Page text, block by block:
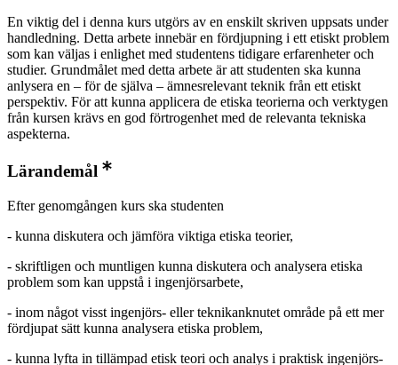
En viktig del i denna kurs utgörs av en enskilt skriven uppsats under
handledning. Detta arbete innebär en fördjupning i ett etiskt problem
som kan väljas i enlighet med studentens tidigare erfarenheter och
studier. Grundmålet med detta arbete är att studenten ska kunna
anlysera en – för de själva – ämnesrelevant teknik från ett etiskt
perspektiv. För att kunna applicera de etiska teorierna och verktygen
från kursen krävs en god förtrogenhet med de relevanta tekniska
aspekterna.
Lärandemål
Efter genomgången kurs ska studenten
- kunna diskutera och jämföra viktiga etiska teorier,
- skriftligen och muntligen kunna diskutera och analysera etiska
problem som kan uppstå i ingenjörsarbete,
- inom något visst ingenjörs- eller teknikanknutet område på ett mer
fördjupat sätt kunna analysera etiska problem,
- kunna lyfta in tillämpad etisk teori och analys i praktisk ingenjörs-